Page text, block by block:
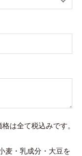
格は全て税込みです。
麦・乳成分・大豆を